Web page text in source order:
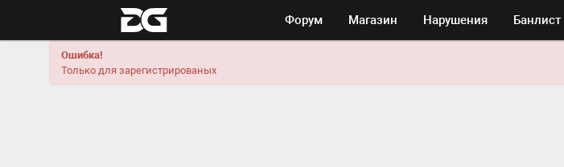
Форум Магазин Нарушения Банлист
Ошибка!
Только для зарегистрированых